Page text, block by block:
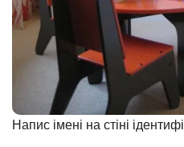
Напис імені на стіні